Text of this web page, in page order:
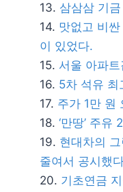
삼삼삼 기
맛없고 비
이 있었다.
서울 아파
5차 석유 최
주가 1만 원
‘만땅’ 주유
현대차의
줄여서 공시했
기초연금